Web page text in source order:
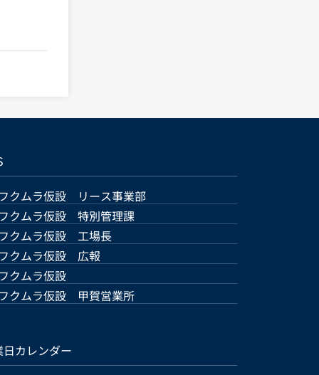
クムラ仮設 リース事業部
クムラ仮設 特別管理課
クムラ仮設 工場長
クムラ仮設 広報
クムラ仮設
クムラ仮設 甲賀営業所
カレンダー